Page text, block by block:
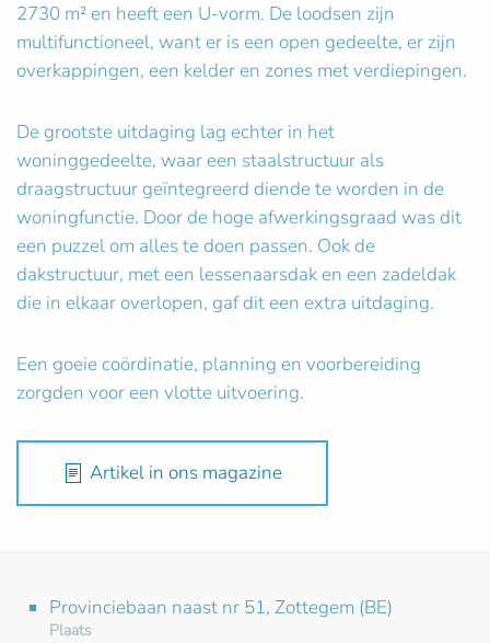
2730 m² en heeft een U-vorm. De loodsen zijn
multifunctioneel, want er is een open gedeelte, er zijn
overkappingen, een kelder en zones met verdiepingen.
De grootste uitdaging lag echter in het
woninggedeelte, waar een staalstructuur als
draagstructuur geïntegreerd diende te worden in de
woningfunctie. Door de hoge afwerkingsgraad was dit
een puzzel om alles te doen passen. Ook de
dakstructuur, met een lessenaarsdak en een zadeldak
die in elkaar overlopen, gaf dit een extra uitdaging.
Een goeie coördinatie, planning en voorbereiding
zorgden voor een vlotte uitvoering.
Artikel in ons magazine
Provinciebaan naast nr 51, Zottegem (BE)
Plaats